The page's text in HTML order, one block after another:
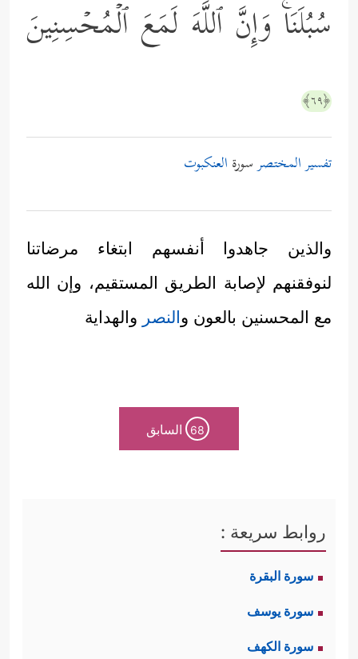
سُبُلَنَاۚ وَإِنَّ ٱللَّهَ لَمَعَ ٱلۡمُحۡسِنِینَ
﴿٦٩﴾
تفسير المختصرسورة العنكبوت
والذين جاهدوا أنفسهم ابتغاء مرضاتنا
لنوفقنهم لإصابة الطريق المستقيم، وإن الله
مع المحسنين بالعون والنصر والهداية
68 السابق
روابط سريعة :
سورة البقرة
سورة يوسف
سورة الكهف